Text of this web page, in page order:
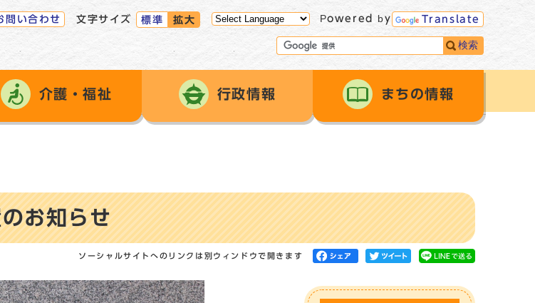
問い合わせ 文字サイズ 標準 拡大 Powered by Translate
検索
介護・福祉 行政情報 まちの情報
お知らせ
ソーシャルサイトへのリンクは別ウィンドウで開きます